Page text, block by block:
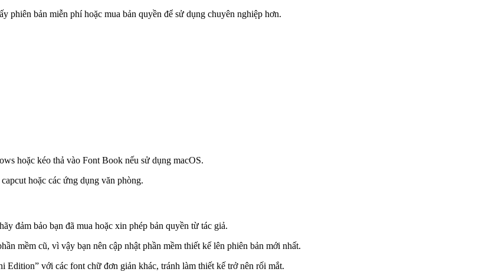
phiên bản miễn phí hoặc mua bản quyền để sử dụng chuyên nghiệp hơn.
hoặc kéo thả vào Font Book nếu sử dụng macOS.
hoặc các ứng dụng văn phòng.
đảm bảo bạn đã mua hoặc xin phép bản quyền từ tác giả.
mềm cũ, vì vậy bạn nên cập nhật phần mềm thiết kế lên phiên bản mới nhất.
với các font chữ đơn giản khác, tránh làm thiết kế trở nên rối mắt.